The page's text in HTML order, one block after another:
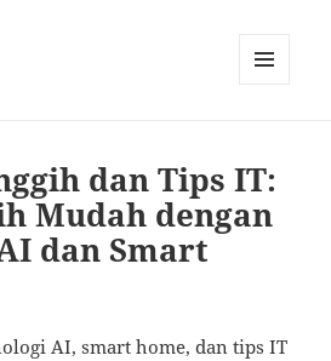
dan Tips IT:
Mudah dengan
dan Smart
AI, smart home, dan tips IT